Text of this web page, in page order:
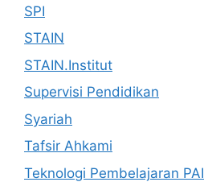
SPI
STAIN
STAIN.Institut
Supervisi Pendidikan
Syariah
Tafsir Ahkami
Teknologi Pembelajaran PAI